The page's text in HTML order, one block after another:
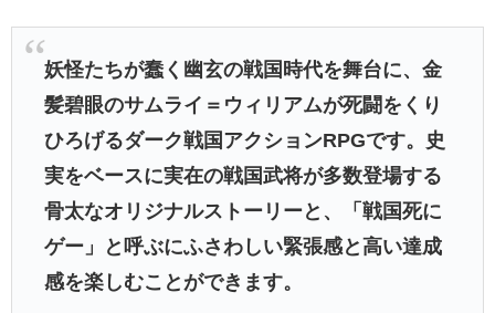
妖怪たちが蠢く幽玄の戦国時代を舞台に、金
髪碧眼のサムライ＝ウィリアムが死闘をくり
ひろげるダーク戦国アクションRPGです。史
実をベースに実在の戦国武将が多数登場する
骨太なオリジナルストーリーと、「戦国死に
ゲー」と呼ぶにふさわしい緊張感と高い達成
感を楽しむことができます。